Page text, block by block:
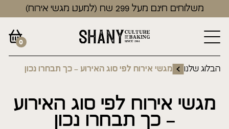
משלוחים חינם מעל 299 שח (למעט מגשי אירוח)
0
הבלוג שלנו מגשי אירוח לפי סוג האירוע – כך תבחרו נכון
מגשי אירוח לפי סוג האירוע
– כך תבחרו נכון